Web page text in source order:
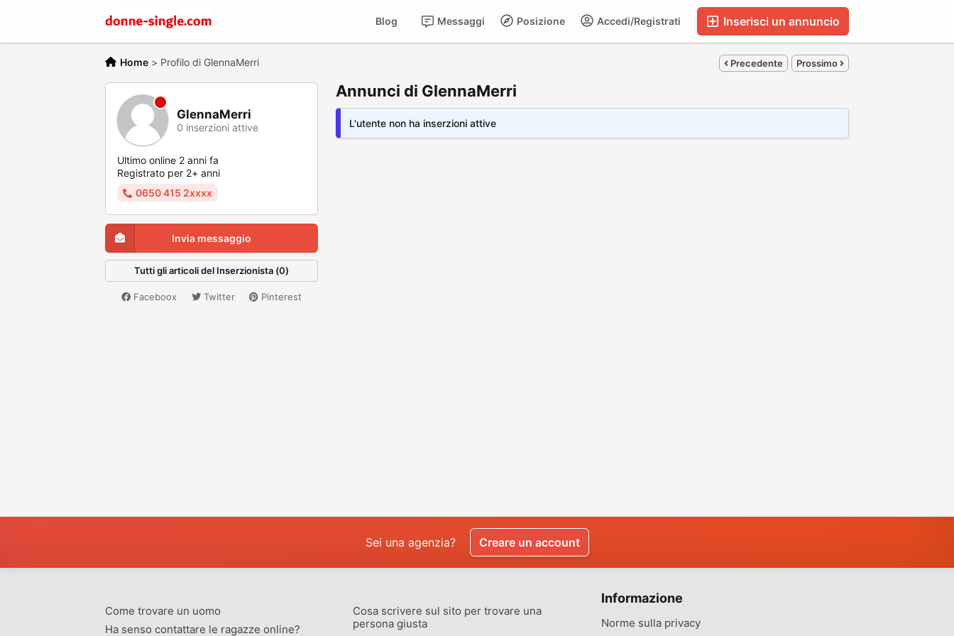
Inserisci un annuncio
Accedi/Registrati
Posizione
Messaggi
Blog
Home > Profilo di GlennaMerri Precedente Prossimo
GlennaMerri
0 inserzioni attive
Ultimo online 2 anni fa
Registrato per 2+ anni
0650 415 2xxxx
Invia messaggio
Tutti gli articoli del Inserzionista (0)
Faceboox Twitter Pinterest
Annunci di GlennaMerri
L'utente non ha inserzioni attive
Sei una agenzia? Creare un account
Come trovare un uomo
Ha senso contattare le ragazze online?
Cosa scrivere sul sito per trovare una
persona giusta
Informazione
Norme sulla privacy